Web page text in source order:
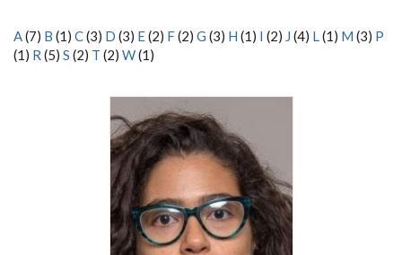
A(7) B (1) C(3) D (3) E(2) F(2) G (3) H (1) I (2) J (4) L(1) M (3) P
(1) R (5) S (2) T (2) W(1)